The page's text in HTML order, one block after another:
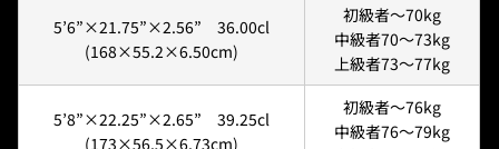
5’6”×21.75”×2.56” 36.00cl
(168×55.2×6.50cm)
初級者〜70kg
中級者70〜73kg
上級者73〜77kg
5’8”×22.25”×2.65” 39.25cl
(173×56.5×6.73cm)
初級者〜76kg
中級者76〜79kg